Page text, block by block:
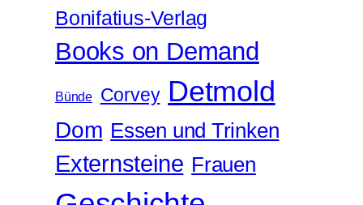
Bonifatius-Verlag
Books on Demand
Bünde Corvey Detmold
Dom Essen und Trinken
Externsteine Frauen